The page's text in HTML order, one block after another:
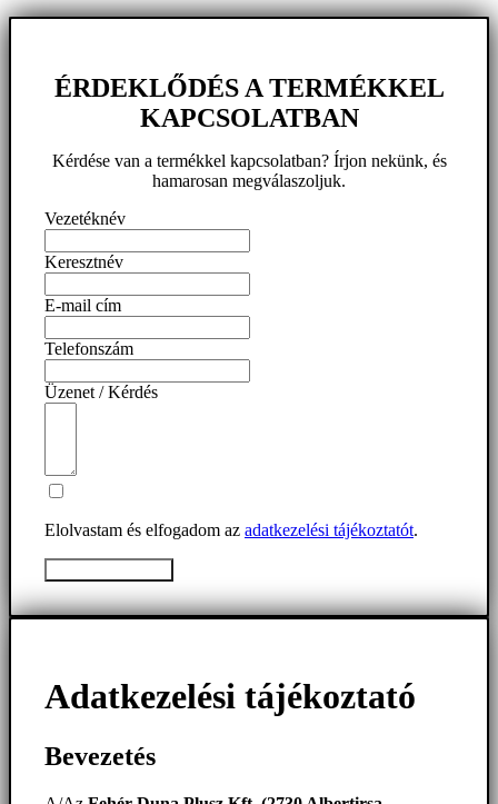
ÉRDEKLŐDÉS A TERMÉKKEL
KAPCSOLATBAN
Kérdése van a termékkel kapcsolatban? Írjon nekünk, és
hamarosan megválaszoljuk.
Vezetéknév
Keresztnév
E-mail cím
Telefonszám
Üzenet / Kérdés
Elolvastam és elfogadom az adatkezelési tájékoztatót.
Adatkezelési tájékoztató
Bevezetés